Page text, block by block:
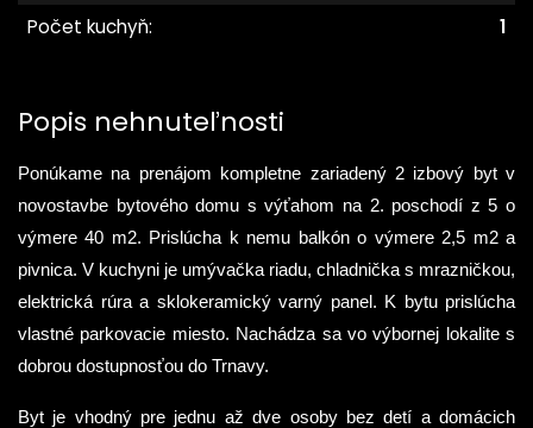
Počet kuchyň:
1
Popis nehnuteľnosti
Ponúkame na prenájom kompletne zariadený 2 izbový byt v
novostavbe bytového domu s výťahom na 2. poschodí z 5 o
výmere 40 m2. Prislúcha k nemu balkón o výmere 2,5 m2 a
pivnica. V kuchyni je umývačka riadu, chladnička s mrazničkou,
elektrická rúra a sklokeramický varný panel. K bytu prislúcha
vlastné parkovacie miesto. Nachádza sa vo výbornej lokalite s
dobrou dostupnosťou do Trnavy.
Byt je vhodný pre jednu až dve osoby bez detí a domácich